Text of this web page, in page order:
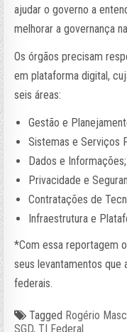
ajudar o governo a
melhorar a governança
Os órgãos precisam
em plataforma digital,
seis áreas:
Gestão e
Sistemas e Serviços
Dados e Informações;
Privacidade e
Contratações de
Infraestrutura e
*Com essa reportagem
seus levantamentos que
federais.
Tagged Rogério
SGD,TI Federal